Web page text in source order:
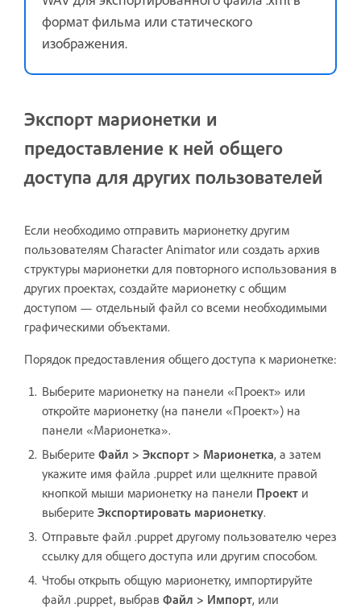
формат фильма или статического
изображения.
Экспорт марионетки и
предоставление к ней общего
доступа для других пользователей
Если необходимо отправить марионетку другим
пользователям Character Animator или создать архив
структуры марионетки для повторного использования в
других проектах, создайте марионетку с общим
доступом — отдельный файл со всеми необходимыми
графическими объектами.
Порядок предоставления общего доступа к марионетке:
Выберите марионетку на панели «Проект» или
откройте марионетку (на панели «Проект») на
панели «Марионетка».
Выберите Файл > Экспорт > Марионетка, а затем
укажите имя файла .puppet или щелкните правой
кнопкой мыши марионетку на панели Проект и
выберите Экспортировать марионетку.
Отправьте файл .puppet другому пользователю через
ссылку для общего доступа или другим способом.
Чтобы открыть общую марионетку, импортируйте
файл .puppet, выбрав Файл > Импорт, или